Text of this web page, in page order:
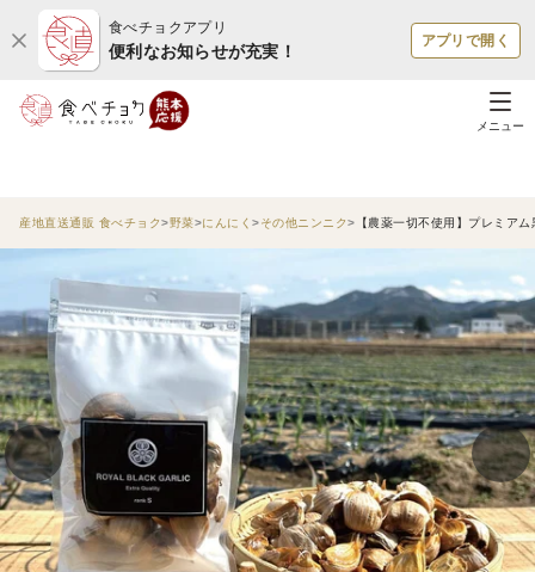
食べチョクアプリ
便利なお知らせが充実！
アプリで開く
メニュー
産地直送通販 食べチョク 野菜 にんにく その他ニンニク 【農薬一切不使用】プレミア